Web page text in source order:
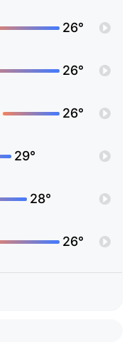
26°
26°
26°
29°
28°
26°